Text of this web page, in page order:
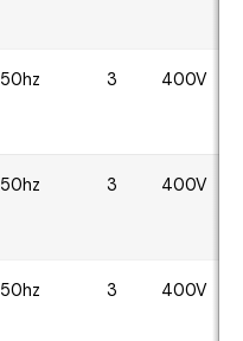
50hz 3 400V
50hz 3 400V
50hz 3 400V